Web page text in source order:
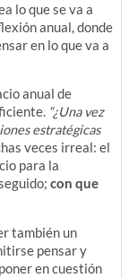
lo que se va a
anual, donde
en lo que va a
anual de
“¿Una vez
estratégicas
veces irreal: el
para la
con que
también un
pensar y
en cuestión